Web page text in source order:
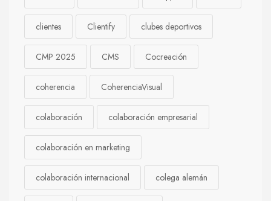
clientes Clientify clubes deportivos
CMP 2025 CMS Cocreación
coherencia CoherenciaVisual
colaboración colaboración empresarial
colaboración en marketing
colaboración internacional colega alemán